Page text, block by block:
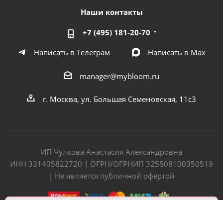
Наши контакты
+7 (495) 181-20-70
Написать в Телеграм
Написать в Мах
manager@mybloom.ru
г. Москва, ул. Большая Семеновская, 11с3
ИП Чулкова Анастасия Александровна
ИНН 331405822720 | ОГРН/ОГРНИП 325508100350519
| Не является публичной офертой